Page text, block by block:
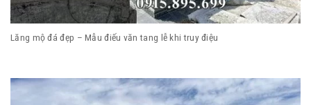
Lăng mộ đá đẹp – Mẫu điếu văn tang lễ khi truy điệu